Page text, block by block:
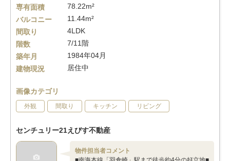
専有面積
78.22m²
バルコニー
11.44m²
間取り
4LDK
階数
7/11階
築年月
1984年04月
建物現況
居住中
画像カテゴリ
外観 間取り キッチン リビング
センチュリー21えびす不動産
物件担当者コメント